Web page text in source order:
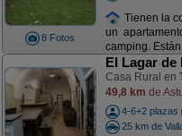
8 Fotos
Tienen la
un
camping.
El Lagar de
Casa Rural en
49,8 km de
4-6+2 plazas
25 km de